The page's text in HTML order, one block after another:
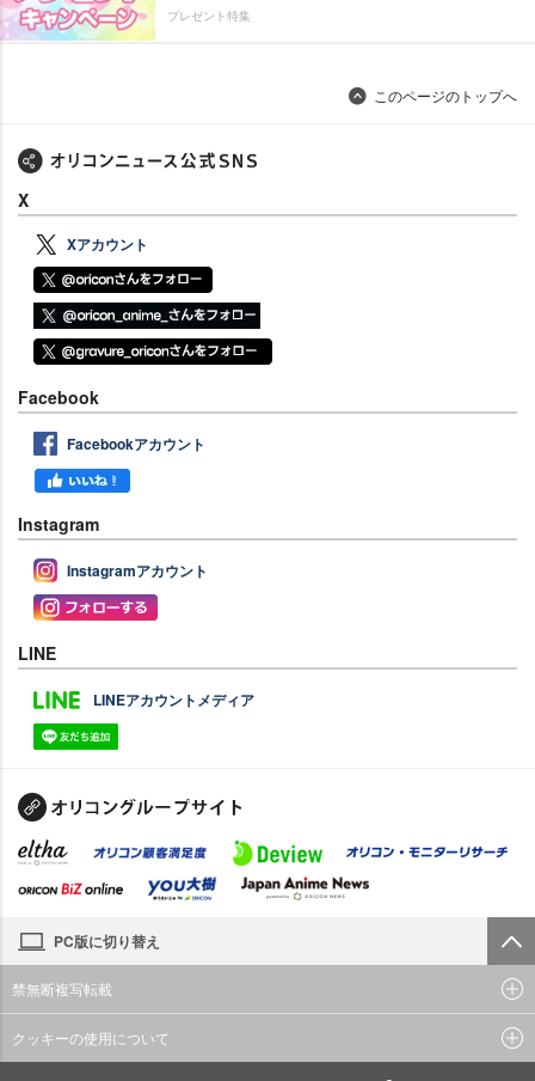
プレゼント特集
このページのトップへ
X
Xアカウント
Facebook
Facebookアカウント
Instagram
Instagramアカウント
LINE
LINEアカウントメディア
PC版に切り替え
禁無断複写転載
クッキーの使用について